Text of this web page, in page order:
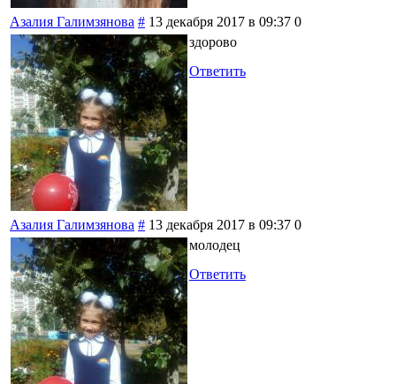
Азалия Галимзянова # 13 декабря 2017 в 09:37 0
здорово
Ответить
Азалия Галимзянова # 13 декабря 2017 в 09:37 0
молодец
Ответить